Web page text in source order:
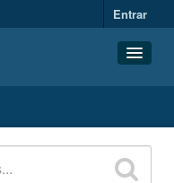
Entrar